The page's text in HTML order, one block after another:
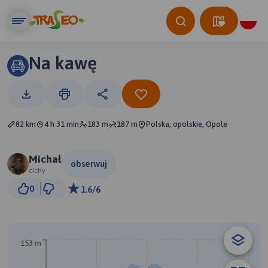
Na kawę
82 km 4 h 31 min 183 m 187 m Polska, opolskie, Opole
Michał
cichy
obserwuj
0 1.6/6
153 m